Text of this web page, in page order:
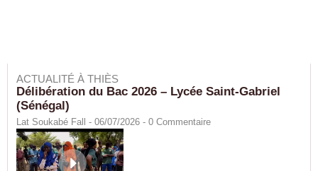
ACTUALITÉ À THIÈS
Délibération du Bac 2026 – Lycée Saint-Gabriel
(Sénégal)
Lat Soukabé Fall - 06/07/2026 - 0 Commentaire